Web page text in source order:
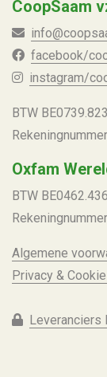
CoopSaam
facebook/
instagram/
BTW BE
Rekeningnummer
Oxfam
BTW BE
Rekeningnummer
Algemene
Privacy &
Leveranciers